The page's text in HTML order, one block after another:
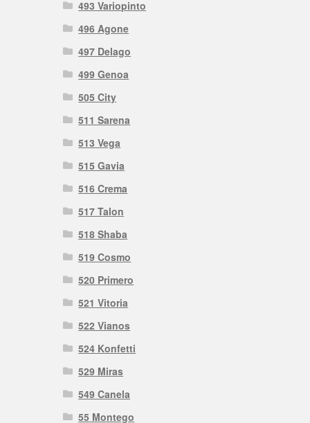
493 Variopinto
496 Agone
497 Delago
499 Genoa
505 City
511 Sarena
513 Vega
515 Gavia
516 Crema
517 Talon
518 Shaba
519 Cosmo
520 Primero
521 Vitoria
522 Vianos
524 Konfetti
529 Miras
549 Canela
55 Montego